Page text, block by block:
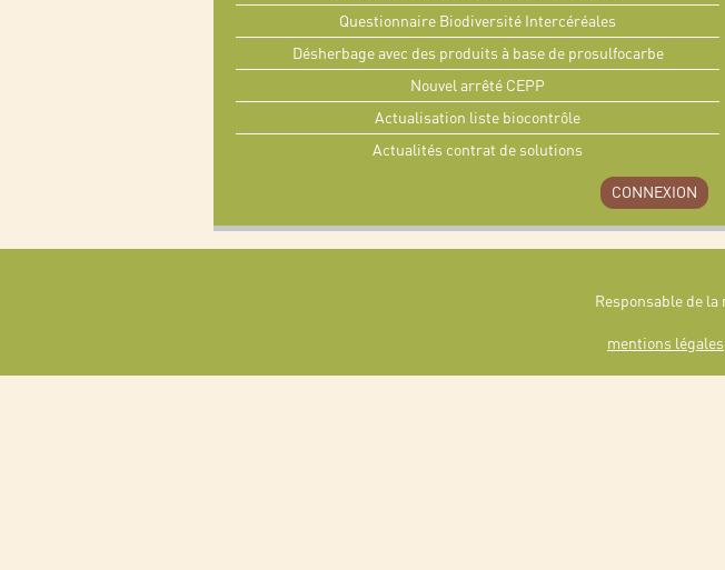
Questionnaire Biodiversité Intercéréales
Désherbage avec des produits à base de prosulfocarbe
Nouvel arrêté CEPP
Actualisation liste biocontrôle
Actualités contrat de solutions
CONNEXION
Responsable de
mentions légales